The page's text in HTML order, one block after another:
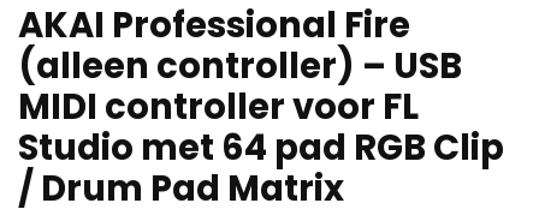
AKAI Professional Fire
(alleen controller) – USB
MIDI controller voor FL
Studio met 64 pad RGB Clip
/ Drum Pad Matrix